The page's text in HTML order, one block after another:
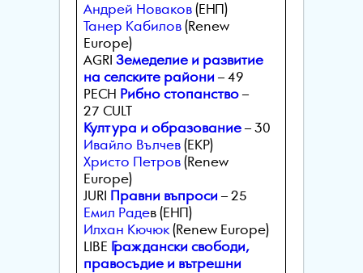
Андрей Новаков (ЕНП)
Танер Кабилов (Renew
Europe)
AGRIЗемеделие и развитие
на селските райони – 49
PECH Рибно стопанство –
27 CULT
Култура и образование – 30
Ивайло Вълчев (ЕКР)
Христо Петров (Renew
Europe)
JURI
Правни въпроси – 25
Емил Радев (ЕНП)
Илхан Кючюк (Renew Europe)
LIBE Граждански свободи,
правосъдие и вътрешни